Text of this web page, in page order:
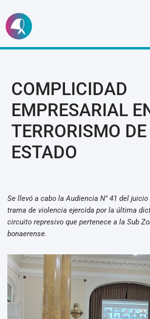
Ir
al
COMPLICIDAD
EMPRESARIAL
TERRORISMO DE
ESTADO
Se llevó a cabo la Audiencia N° 41 del
trama de violencia ejercida por la última
circuito represivo que pertenece a la Sub
bonaerense.